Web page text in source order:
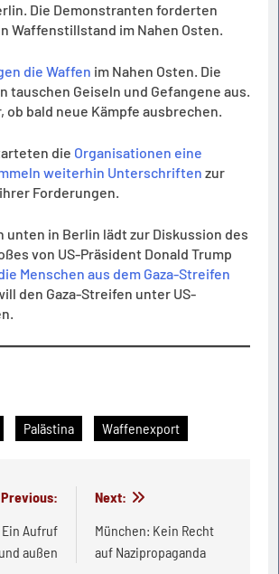
Die Demonstranten forderten
Waffenstillstand im Nahen Osten.
die Waffen im Nahen Osten. Die
tauschen Geiseln und Gefangene aus.
ob bald neue Kämpfe ausbrechen.
die Organisationen eine
weiterhin Unterschriften zur
Forderungen.
unten in Berlin lädt zur Diskussion des
von US-Präsident Donald Trump
Menschen aus dem Gaza-Streifen
den Gaza-Streifen unter US-
Palästina Waffenexport
Previous:
Aufruf
außen
Next:
München: Kein Recht
auf Nazipropaganda